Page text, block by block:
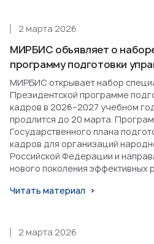
МИРБИС объявляет о
программу подготовки
2 марта 2026
МИРБИС открывает набор
Президентской программе
кадров в 2026–2027 учебном
продлится до 20 марта.
Государственного плана
кадров для организаций
Российской Федерации и
нового поколения эффективных
Читать материал
2 марта 2026